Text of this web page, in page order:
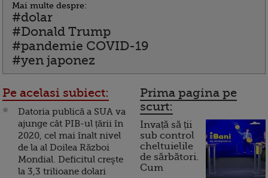
Mai multe despre:
#dolar
#Donald Trump
#pandemie COVID-19
#yen japonez
Pe acelasi subiect:
Datoria publică a SUA va
ajunge cât PIB-ul țării în
2020, cel mai înalt nivel
de la al Doilea Război
Mondial. Deficitul creşte
la 3,3 trilioane dolari
Prima pagina pe
scurt:
Invață să ții
sub control
cheltuielile
de sărbători.
Cum